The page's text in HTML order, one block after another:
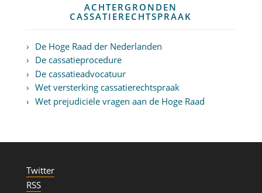
ACHTERGRONDEN
CASSATIERECHTSPRAAK
De Hoge Raad der Nederlanden
De cassatieprocedure
De cassatieadvocatuur
Wet versterking cassatierechtspraak
Wet prejudiciële vragen aan de Hoge Raad
Twitter
RSS